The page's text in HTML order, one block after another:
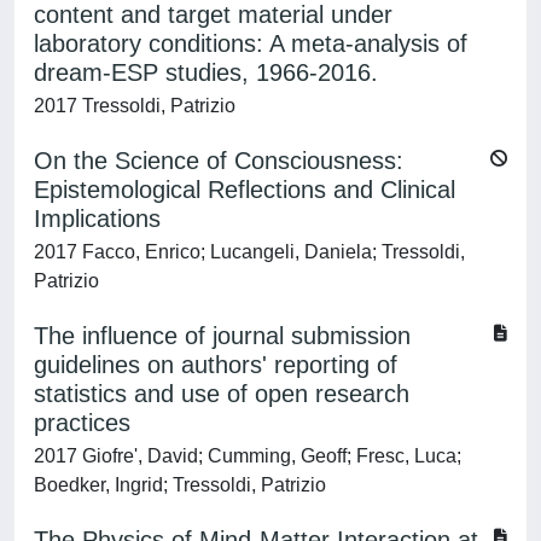
content and target material under
laboratory conditions: A meta-analysis of
dream-ESP studies, 1966-2016.
2017 Tressoldi, Patrizio
On the Science of Consciousness:
Epistemological Reflections and Clinical
Implications
2017 Facco, Enrico; Lucangeli, Daniela; Tressoldi,
Patrizio
The influence of journal submission
guidelines on authors' reporting of
statistics and use of open research
practices
2017 Giofre', David; Cumming, Geoff; Fresc, Luca;
Boedker, Ingrid; Tressoldi, Patrizio